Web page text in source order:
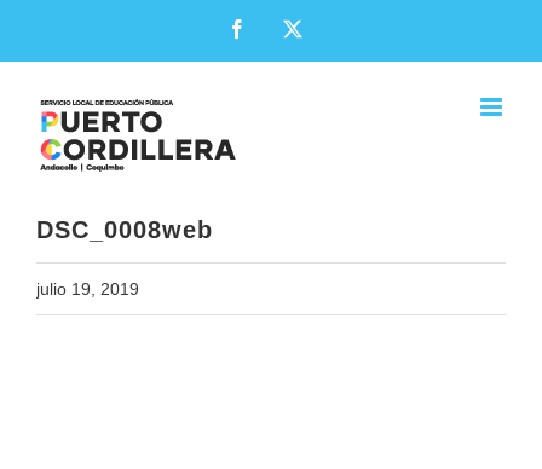
Facebook
DSC_0008web
julio 19, 2019